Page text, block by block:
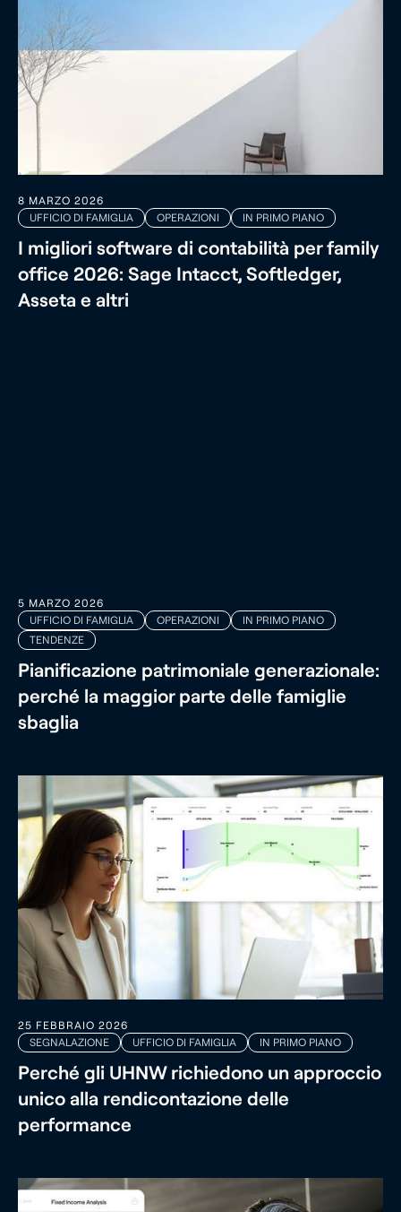
8 MARZO 2026
UFFICIO DI FAMIGLIA
OPERAZIONI IN PRIMO PIANO
I migliori software di contabilità per family
office 2026: Sage Intacct, Softledger,
Asseta e altri
5 MARZO 2026
UFFICIO DI FAMIGLIA
OPERAZIONI
IN PRIMO PIANO
TENDENZE
Pianificazione patrimoniale generazionale:
perché la maggior parte delle famiglie
sbaglia
25 FEBBRAIO 2026
SEGNALAZIONE
UFFICIO DI FAMIGLIA IN PRIMO PIANO
Perché gli UHNW richiedono un approccio
unico alla rendicontazione delle
performance